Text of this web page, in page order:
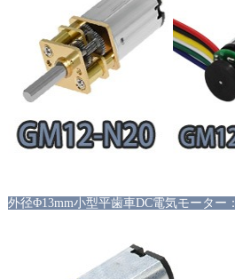
外径Φ13mm小型平歯車DC電気モーター：